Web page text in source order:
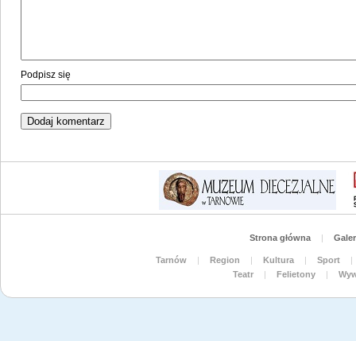
Podpisz się
Strona główna |
Tarnów | Region | Kultura | Sport
|
Teatr
| Felietony |